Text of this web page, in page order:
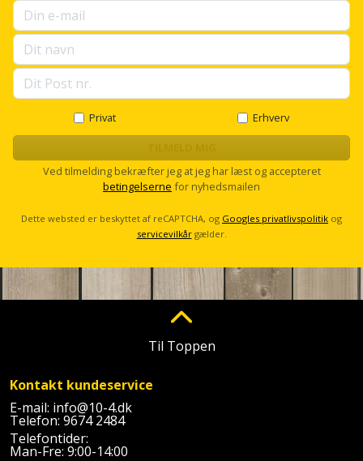
Privat Erhverv
Ved tilmelding bekræfter jeg at jeg har læst og accepteret
betingelserne for nyhedsmailen
Dette websted er beskyttet af reCAPTCHA, og Googles privatlivspolitik og
servicevilkårgælder.
Til Toppen
Kontakt kundeservice
E-mail: info@10-4.dk
Telefon: 9674 2484
Telefontider:
Man-Fre: 9:00-14:00